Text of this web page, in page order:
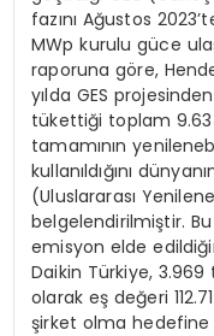
fazını Ağustos
MWp kurulu güce
raporuna göre,
yılda GES
tükettiği toplam
tamamının
kullanıldığını
(Uluslararası
belgelendirilmiştir.
emisyon elde
Daikin Türkiye,
olarak eş değeri
şirket olma hedefine